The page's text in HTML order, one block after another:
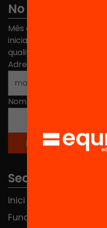
No et perdis res
Més de 40.000 persones
iniciatives, propostes i
qualitat de l'educació a
Adreça electrònica
Nom
Seccions
Inici
Fundació